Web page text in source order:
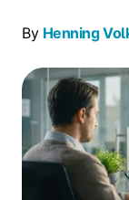
By Henning